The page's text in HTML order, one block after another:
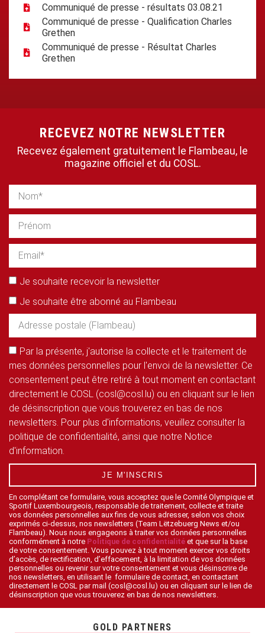
Communiqué de presse - résultats 03.08.21
Communiqué de presse - Qualification Charles
Grethen
Communiqué de presse - Résultat Charles
Grethen
RECEVEZ NOTRE NEWSLETTER
Recevez également gratuitement le Flambeau, le
magazine officiel et du COSL.
Je souhaite recevoir la newsletter
Je souhaite être abonné au Flambeau
Par la présente, j'autorise la collecte et le traitement de
mes données personnelles pour l'envoi de la newsletter. Ce
consentement peut être retiré à tout moment en contactant
directement le COSL (cosl@cosl.lu) ou en cliquant sur le lien
de désinscription que vous trouverez en bas de nos
newsletters. Pour plus d'informations, veuillez consulter la
politique de confidentialité, ainsi que notre Notice
d'information.
JE M'INSCRIS
En complétant ce formulaire, vous acceptez que le Comité Olympique et
Sportif Luxembourgeois, responsable de traitement, collecte et traite
vos données personnelles aux fins de vous adresser, selon vos choix
exprimés ci-dessus, nos newsletters (Team Lëtzebuerg News et/ou
Flambeau). Nous nous engageons à traiter vos données personnelles
conformément à notre Politique de confidentialité et que sur la base
de votre consentement. Vous pouvez à tout moment exercer vos droits
d’accès, de rectification, d’effacement, à la limitation de vos données
personnelles ou revenir sur votre consentement et vous désinscrire de
nos newsletters, en utilisant le formulaire de contact, en contactant
directement le COSL par mail (cosl@cosl.lu) ou en cliquant sur le lien de
désinscription que vous trouverez en bas de nos newsletters.
GOLD PARTNERS